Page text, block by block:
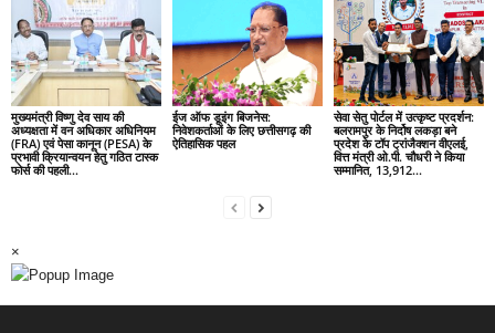
मुख्यमंत्री विष्णु देव साय की
अध्यक्षता में वन अधिकार अधिनियम
(FRA) एवं पेसा कानून (PESA) के
प्रभावी क्रियान्वयन हेतु गठित टास्क
फोर्स की पहली...
ईज ऑफ डूइंग बिजनेस:
निवेशकर्ताओं के लिए छत्तीसगढ़ की
ऐतिहासिक पहल
सेवा सेतु पोर्टल में उत्कृष्ट प्रदर्शन:
बलरामपुर के निर्दोष लकड़ा बने
प्रदेश के टॉप ट्रांजैक्शन वीएलई,
वित्त मंत्री ओ.पी. चौधरी ने किया
सम्मानित, 13,912...
×